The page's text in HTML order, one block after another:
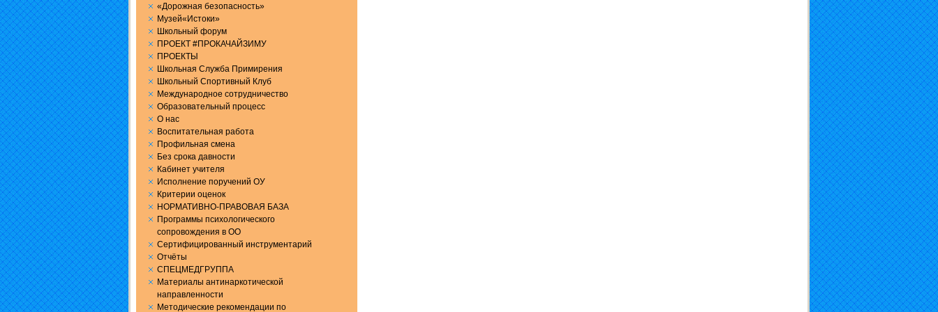
«Дорожная безопасность»
Музей«Истоки»
Школьный форум
ПРОЕКТ #ПРОКАЧАЙЗИМУ
ПРОЕКТЫ
Школьная Служба Примирения
Школьный Спортивный Клуб
Международное сотрудничество
Образовательный процесс
О нас
Воспитательная работа
Профильная смена
Без срока давности
Кабинет учителя
Исполнение поручений ОУ
Критерии оценок
НОРМАТИВНО-ПРАВОВАЯ БАЗА
Программы психологического
сопровождения в ОО
Сертифицированный инструментарий
Отчёты
СПЕЦМЕДГРУППА
Материалы антинаркотической
направленности
Методические рекомендации по